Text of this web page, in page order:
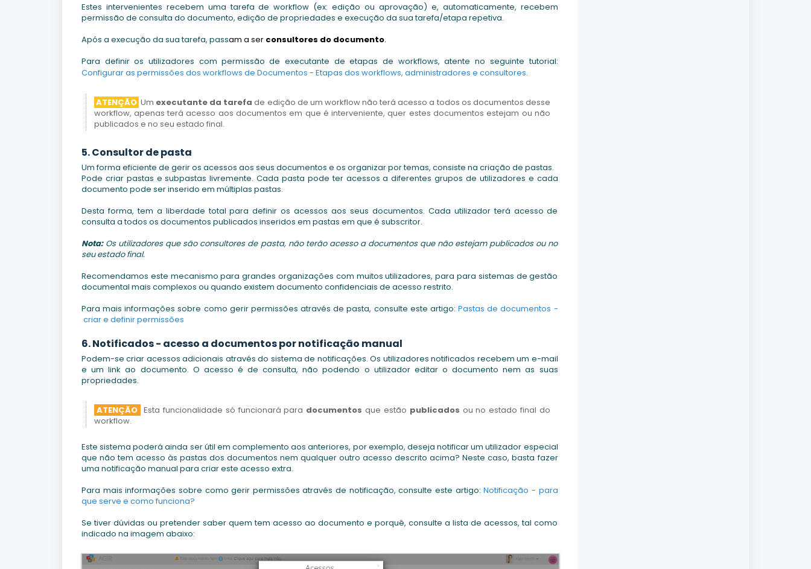
Estes intervenientes recebem uma tarefa de workflow (ex: edição ou aprovação) e, automaticamente, recebem
permissão de consulta do documento, edição de propriedades e execução da sua tarefa/etapa repetiva.
Após a execução da sua tarefa, passam a ser consultores do documento.
Para definir os utilizadores com permissão de executante de etapas de workflows, atente no seguinte tutorial:
Configurar as permissões dos workflows de Documentos - Etapas dos workflows, administradores e consultores.
ATENÇÃO Um executante da tarefa de edição de um workflow não terá acesso a todos os documentos desse
workflow, apenas terá acesso aos documentos em que é interveniente, quer estes documentos estejam ou não
publicados e no seu estado final.
5. Consultor de pasta
Um forma eficiente de gerir os acessos aos seus documentos e os organizar por temas, consiste na criação de pastas.
Pode criar pastas e subpastas livremente. Cada pasta pode ter acessos a diferentes grupos de utilizadores e cada
documento pode ser inserido em múltiplas pastas.
Desta forma, tem a liberdade total para definir os acessos aos seus documentos. Cada utilizador terá acesso de
consulta a todos os documentos publicados inseridos em pastas em que é subscritor.
Nota:Os utilizadores que são consultores de pasta, não terão acesso a documentos que não estejam publicados ou no
seu estado final.
Recomendamos este mecanismo para grandes organizações com muitos utilizadores, para para sistemas de gestão
documental mais complexos ou quando existem documento confidenciais de acesso restrito.
Para mais informações sobre como gerir permissões através de pasta, consulte este artigo:Pastas de documentos -
criar e definir permissões
6. Notificados - acesso a documentos por notificação manual
Podem-se criar acessos adicionais através do sistema de notificações. Os utilizadores notificados recebem um e-mail
e um link ao documento. O acesso é de consulta, não podendo o utilizador editar o documento nem as suas
propriedades.
ATENÇÃO Esta funcionalidade só funcionará para documentos que estão publicados ou no estado final do
workflow.
Este sistema poderá ainda ser útil em complemento aos anteriores, por exemplo, deseja notificar um utilizador especial
que não tem acesso às pastas dos documentos nem qualquer outro acesso descrito acima? Neste caso, basta fazer
uma notificação manual para criar este acesso extra.
Para mais informações sobre como gerir permissões através de notificação, consulte este artigo:Notificação - para
que serve e como funciona?
Se tiver dúvidas ou pretender saber quem tem acesso ao documento e porquê, consulte a lista de acessos, tal como
indicado na imagem abaixo: